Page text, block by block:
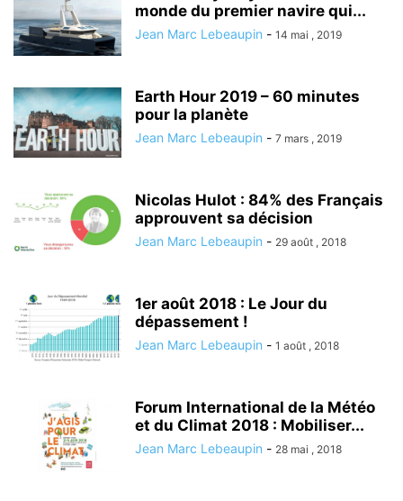
monde du premier navire qui...
Jean Marc Lebeaupin - 14 mai , 2019
Earth Hour 2019 – 60 minutes
pour la planète
Jean Marc Lebeaupin - 7 mars , 2019
Nicolas Hulot : 84% des Français
approuvent sa décision
Jean Marc Lebeaupin - 29 août , 2018
1er août 2018 : Le Jour du
dépassement !
Jean Marc Lebeaupin - 1 août , 2018
Forum International de la Météo
et du Climat 2018 : Mobiliser...
Jean Marc Lebeaupin - 28 mai , 2018